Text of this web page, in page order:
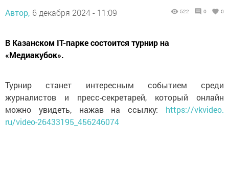
Автор, 6 декабря 2024 - 11:09 522 0 0
В Казанском IT-парке состоится турнир на
«Медиакубок».
Турнир станет интересным событием среди
журналистов и пресс-секретарей, который онлайн
можно увидеть, нажав на ссылку: https://vkvideo.
ru/video-26433195_456246074